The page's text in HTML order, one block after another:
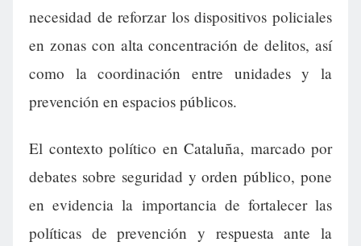
necesidad de reforzar los dispositivos policiales
en zonas con alta concentración de delitos, así
como la coordinación entre unidades y la
prevención en espacios públicos.
El contexto político en Cataluña, marcado por
debates sobre seguridad y orden público, pone
en evidencia la importancia de fortalecer las
políticas de prevención y respuesta ante la